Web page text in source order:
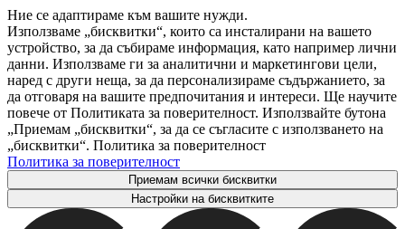
Ние се адаптираме към вашите нужди.
Използваме „бисквитки“, които са инсталирани на вашето
устройство, за да събираме информация, като например лични
данни. Използваме ги за аналитични и маркетингови цели,
наред с други неща, за да персонализираме съдържанието, за
да отговаря на вашите предпочитания и интереси. Ще научите
повече от Политиката за поверителност. Използвайте бутона
„Приемам „бисквитки“, за да се съгласите с използването на
„бисквитки“. Политика за поверителност
Политика за поверителност
Приемам всички бисквитки
Настройки на бисквитките